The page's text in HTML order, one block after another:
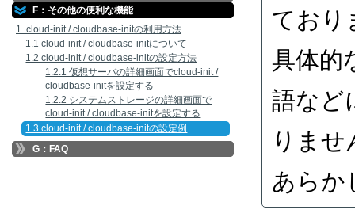
F：その他の便利な機能
1. cloud-init / cloudbase-initの利用方法
1.1 cloud-init / cloudbase-initについて
1.2 cloud-init / cloudbase-initの設定方法
1.2.1 仮想サーバの詳細画面でcloud-init /
cloudbase-initを設定する
1.2.2 システムストレージの詳細画面で
cloud-init / cloudbase-initを設定する
1.3 cloud-init / cloudbase-initの設定例
G：FAQ
ており
具体的
語など
りませ
あらか